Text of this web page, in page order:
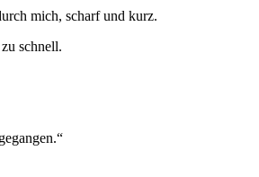
mich, scharf und kurz.
schnell.